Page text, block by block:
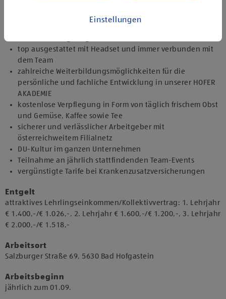
top ausgestattet mit Headset und immer verbunden mit
dem Team
zahlreiche Weiterbildungsmöglichkeiten für die
persönliche und fachliche Entwicklung in unserer HOFER
AKADEMIE
kostenlose Verpflegung in Form von täglich frischem Obst
und Gemüse, Kaffee sowie Tee
sicherer und verlässlicher Arbeitgeber mit
österreichweitem Filialnetz
DU-Kultur im ganzen Unternehmen
Teilnahme an jährlich stattfindenden Team-Events
vergünstigte Tarife bei Krankenzusatzversicherungen
Entgelt
attraktives Lehrlingseinkommen/Kollektivvertrag: 1. Lehrjahr
€ 1.400,-/€ 1.026,-, 2. Lehrjahr € 1.600,-/€ 1.200,-, 3. Lehrjahr
€ 2.000,-/€ 1.518,-
Arbeitsort
​Salzburger Straße 69, 5630 Bad Hofgastein​​
Arbeitsbeginn
jährlich zum 01.09.​
Einstellungen